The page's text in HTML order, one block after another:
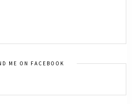
ME ON FACEBOOK